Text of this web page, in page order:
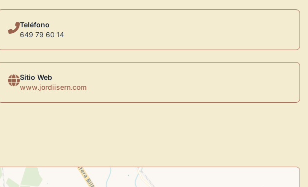
Teléfono
649 79 60 14
Sitio Web
www.jordiisern.com
Tu Panel de Usuario
tu Espacio de Arte
Crea eventos y noticias